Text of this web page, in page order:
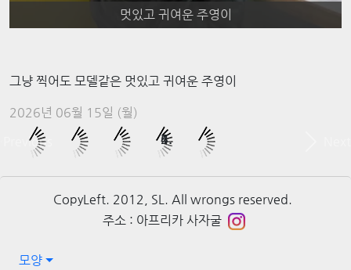
멋있고 귀여운 주영이
그냥 찍어도 모델같은 멋있고 귀여운 주영이
2026년 06월 15일 (월)
Previous
CopyLeft. 2012, SL. All wrongs reserved.
주소 : 아프리카 사자굴
모양